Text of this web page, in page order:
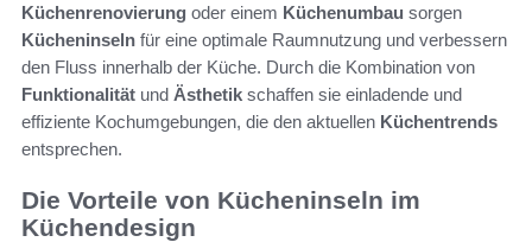
Küchenrenovierung oder einem Küchenumbau sorgen
Kücheninseln für eine optimale Raumnutzung und verbessern
den Fluss innerhalb der Küche. Durch die Kombination von
Funktionalität und Ästhetik schaffen sie einladende und
effiziente Kochumgebungen, die den aktuellen Küchentrends
entsprechen.
Die Vorteile von Kücheninseln im
Küchendesign